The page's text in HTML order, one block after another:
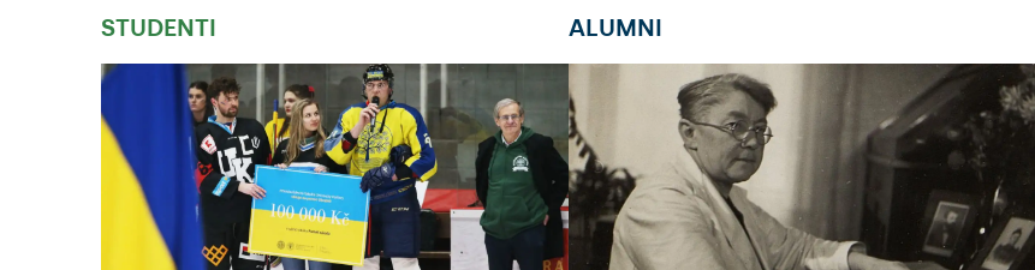
STUDENTI ALUMNI